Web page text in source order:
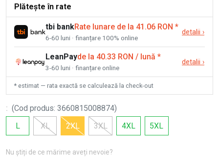
Plătește în rate
tbi bankRate lunare de la 41.06 RON *
6-60 luni · finanțare 100% online
detalii ›
LeanPayde la 40.33 RON / lună *
3-60 luni · finanțare online
detalii ›
* estimat — rata exactă se calculează la check-out
: (Cod produs: 3660815008874)
L
XL 2XL 3XL 4XL 5XL
Nu știți de ce mărime aveți nevoie?